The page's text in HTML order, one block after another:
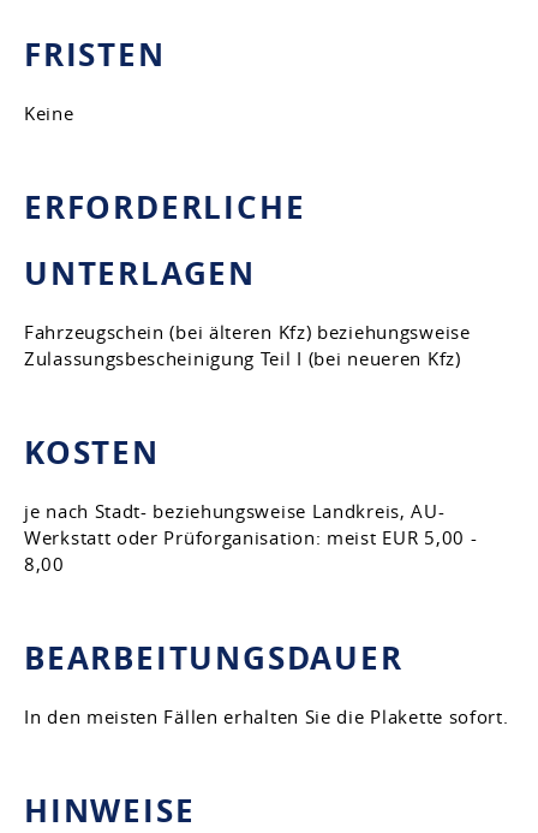
FRISTEN
Keine
ERFORDERLICHE
UNTERLAGEN
Fahrzeugschein (bei älteren Kfz) beziehungsweise
Zulassungsbescheinigung Teil I (bei neueren Kfz)
KOSTEN
je nach Stadt- beziehungsweise Landkreis, AU-
Werkstatt oder Prüforganisation: meist EUR 5,00 -
8,00
BEARBEITUNGSDAUER
In den meisten Fällen erhalten Sie die Plakette sofort.
HINWEISE